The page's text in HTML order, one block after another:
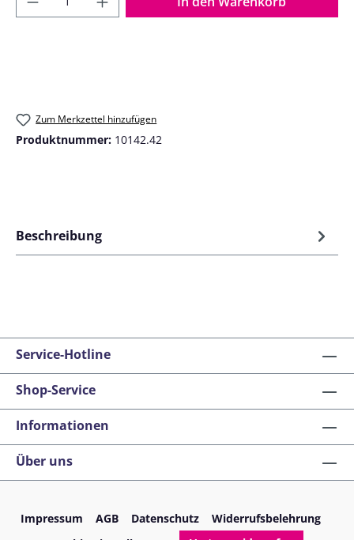
Zum Merkzettel hinzufügen
Produktnummer: 10142.42
Beschreibung
Service-Hotline
Shop-Service
Informationen
Über uns
Impressum AGB Datenschutz
Widerrufsbelehrung